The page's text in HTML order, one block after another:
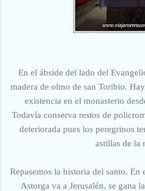
En el ábside del lado del
madera de olmo de san Toribio.
existencia en el monasterio
Todavía conserva restos de
deteriorada pues los peregrinos
astillas de la
Repasemos la historia del santo.
Astorga va a Jerusalén, se gana